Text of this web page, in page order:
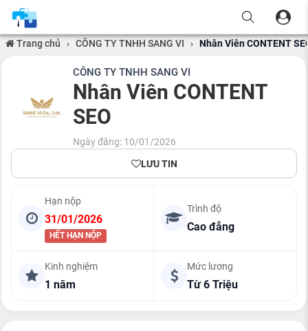
Trang chủ › CÔNG TY TNHH SANG VI › Nhân Viên CONTENT
CÔNG TY TNHH SANG VI
Nhân Viên CONTENT
SEO
Ngày đăng: 10/01/2026
LƯU TIN
Hạn nộp
31/01/2026
HẾT HẠN NỘP
Trình độ
Cao đẳng
Kinh nghiệm
1 năm
Mức lương
Từ 6 Triệu